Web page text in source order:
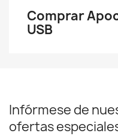
Comprar
USB
Infórmese de
ofertas